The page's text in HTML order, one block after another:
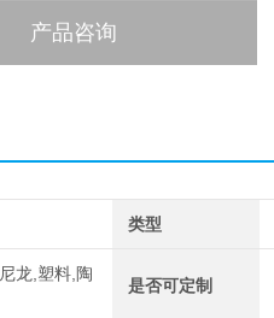
产品咨询
类型
龙,塑料,陶
是否可定制